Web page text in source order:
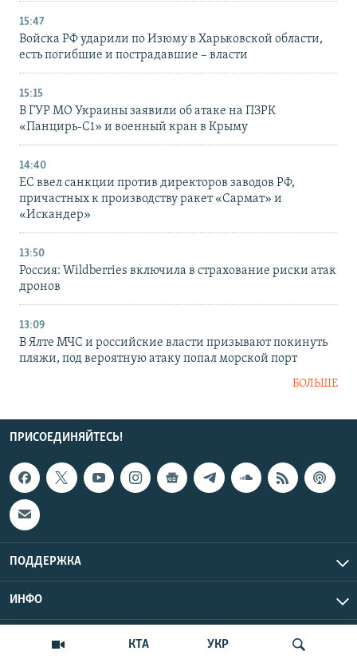
КТА УКР
15:47
Войска РФ ударили по Изюму в Харьковской области,
есть погибшие и пострадавшие – власти
15:15
В ГУР МО Украины заявили об атаке на ПЗРК
«Панцирь-С1» и военный кран в Крыму
14:40
ЕС ввел санкции против директоров заводов РФ,
причастных к производству ракет «Сармат» и
«Искандер»
13:50
Россия: Wildberries включила в страхование риски атак
дронов
13:09
В Ялте МЧС и российские власти призывают покинуть
пляжи, под вероятную атаку попал морской порт
БОЛЬШЕ
ПРИСОЕДИНЯЙТЕСЬ!
ПОДДЕРЖКА
ИНФО
Copyright Крым.Реалии, 2026 | Все права защищены.
UTC+3